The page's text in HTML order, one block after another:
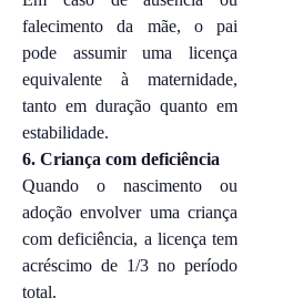
falecimento da mãe, o pai
pode assumir uma licença
equivalente à maternidade,
tanto em duração quanto em
estabilidade.
6. Criança com deficiência
Quando o nascimento ou
adoção envolver uma criança
com deficiência, a licença tem
acréscimo de 1/3 no período
total.